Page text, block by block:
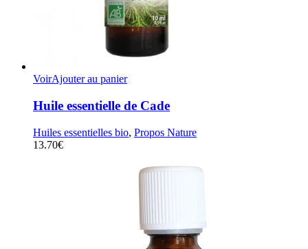
VoirAjouter au panier
Huile essentielle de Cade
Huiles essentielles bio, Propos Nature
13.70€